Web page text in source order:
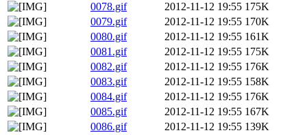
0078.gif
2012-11-12 19:55 175K
0079.gif
2012-11-12 19:55 170K
0080.gif
2012-11-12 19:55 161K
0081.gif
2012-11-12 19:55 175K
0082.gif
2012-11-12 19:55 176K
0083.gif
2012-11-12 19:55 158K
0084.gif
2012-11-12 19:55 176K
0085.gif
2012-11-12 19:55 167K
0086.gif
2012-11-12 19:55 139K